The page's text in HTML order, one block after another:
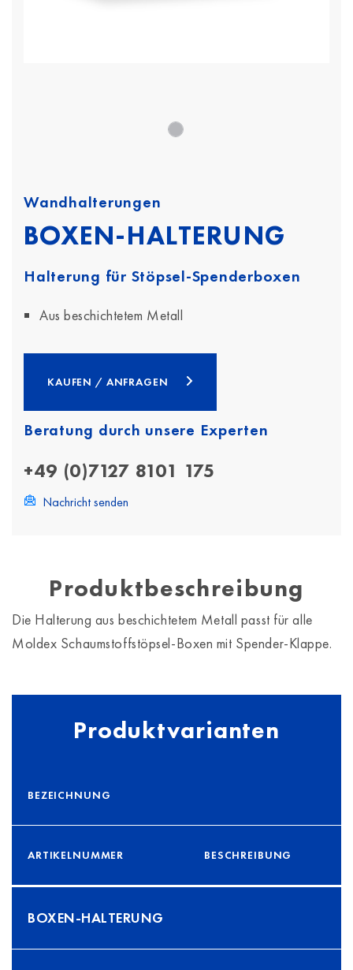
Wandhalterungen
BOXEN-HALTERUNG
Halterung für Stöpsel-Spenderboxen
Aus beschichtetem Metall
KAUFEN / ANFRAGEN
Beratung durch unsere Experten
+49 (0)7127 8101 175
Nachricht senden
Produktbeschreibung
Die Halterung aus beschichtetem Metall passt für alle
Moldex Schaumstoffstöpsel-Boxen mit Spender-Klappe.
Produktvarianten
BEZEICHNUNG
ARTIKELNUMMER BESCHREIBUNG
BOXEN-HALTERUNG